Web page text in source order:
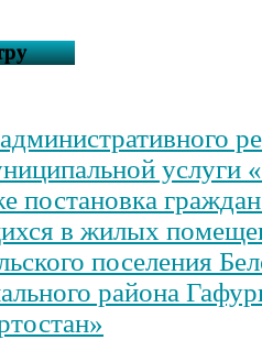
услуги
постановка
в жилых
поселения
района